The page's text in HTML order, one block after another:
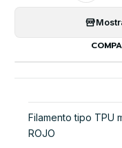
Filamento tipo TPU
ROJO